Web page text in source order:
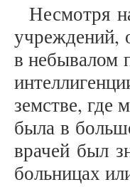
Несмотря
учреждений,
в небывалом
земстве, где
была в
врачей был
больницах